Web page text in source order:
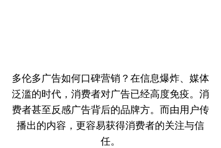
多伦多广告如何口碑营销？在信息爆炸、媒体
泛滥的时代，消费者对广告已经高度免疫。消
费者甚至反感广告背后的品牌方。而由用户传
播出的内容，更容易获得消费者的关注与信
任。